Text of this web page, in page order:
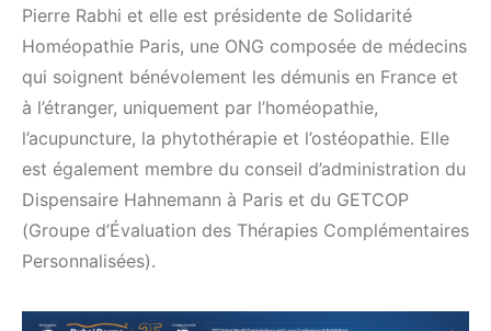
Pierre Rabhi et elle est présidente de Solidarité
Homéopathie Paris, une ONG composée de médecins
qui soignent bénévolement les démunis en France et
à l’étranger, uniquement par l’homéopathie,
l’acupuncture, la phytothérapie et l’ostéopathie. Elle
est également membre du conseil d’administration du
Dispensaire Hahnemann à Paris et du GETCOP
(Groupe d’Évaluation des Thérapies Complémentaires
Personnalisées).